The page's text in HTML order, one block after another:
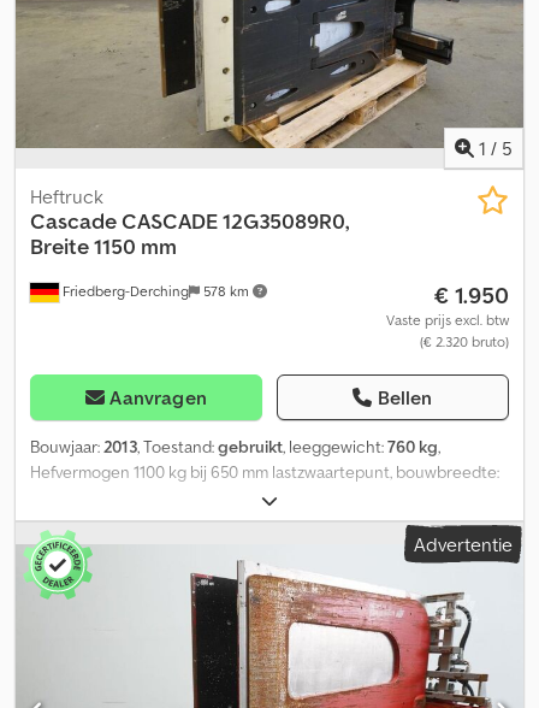
1 / 5
Friedberg-Derching 578 km
Heftruck
CascadeCASCADE 12G35089R0,
Breite 1150 mm
€ 1.950
Vaste prijs excl. btw
(€ 2.320 bruto)
Aanvragen Bellen
Bouwjaar:2013, Toestand:gebruikt, leeggewicht:760 kg,
Hefvermogen 1100 kg bij 650 mm lastzwaartepunt, bouwbreedte:
1150 mm, openingsbereik: 350 - 1670 mm, ophanging: FEM2,
voorbouwmaat: 145 mm, eigen zwaartepunt: 410 mm, Cascade
kartonklem met ventielblok-zijdelingse verschuiving, breedte 1150
mm, openingsbereik klem 350 - 1650 mm, contactplaten gecoat
1280 x 1200 mm, kabelhaspel voor sensoren en drukinstelling,
rode controlelamp, vorkdragerbreedte: 1150 mm, lastzwaartepunt:
650 mm, eigen zwaartepunt: 410 mm. Crjdpszkmxxsfx Aagjf
Advertentie